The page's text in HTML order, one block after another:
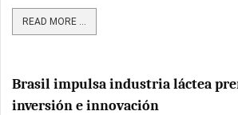
READ MORE ...
Brasil impulsa industria láctea
inversión e innovación